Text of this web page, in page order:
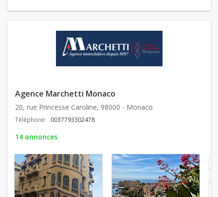
Agence Marchetti Monaco
20, rue Princesse Caroline, 98000 - Monaco
Téléphone: 0037793302478
14 annonces